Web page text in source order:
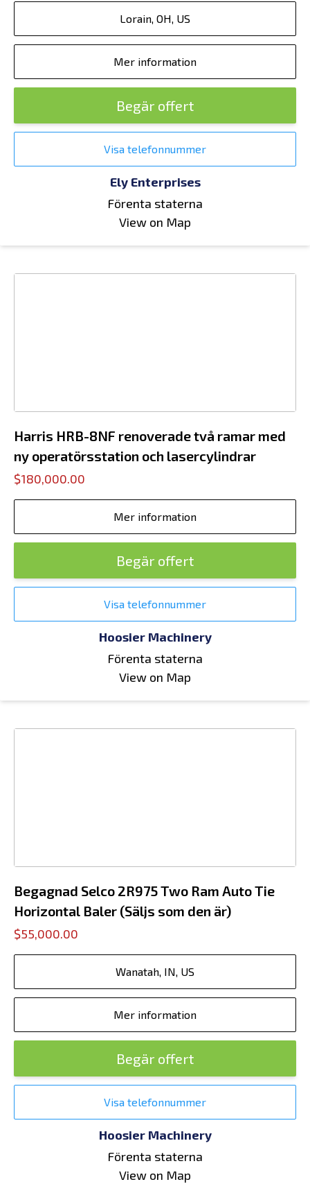
Lorain, OH, US
Mer information
Begär offert
Visa telefonnummer
Ely Enterprises
Förenta staterna
View on Map
Harris HRB-8NF renoverade två ramar med
ny operatörsstation och lasercylindrar
$180,000.00
Mer information
Begär offert
Visa telefonnummer
Hoosier Machinery
Förenta staterna
View on Map
Begagnad Selco 2R975 Two Ram Auto Tie
Horizontal Baler (Säljs som den är)
$55,000.00
Wanatah, IN, US
Mer information
Begär offert
Visa telefonnummer
Hoosier Machinery
Förenta staterna
View on Map